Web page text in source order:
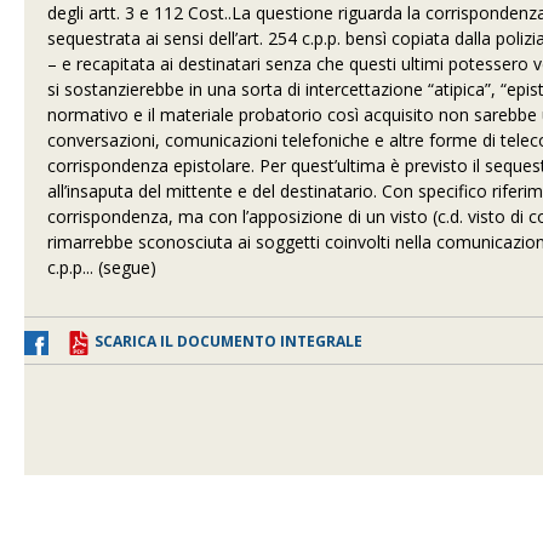
degli artt. 3 e 112 Cost..La questione riguarda la
sequestrata ai sensi dell’art. 254 c.p.p. bensì copiata dalla
– e recapitata ai destinatari senza che questi ultimi potessero
si sostanzierebbe in una sorta di intercettazione “atipica”,
normativo e il materiale probatorio così acquisito non sarebbe
conversazioni, comunicazioni telefoniche e altre forme di
corrispondenza epistolare. Per quest’ultima è previsto il
all’insaputa del mittente e del destinatario. Con specifico
corrispondenza, ma con l’apposizione di un visto (c.d. visto di
rimarrebbe sconosciuta ai soggetti coinvolti nella
c.p.p... (segue)
SCARICA IL DOCUMENTO INTEGRALE